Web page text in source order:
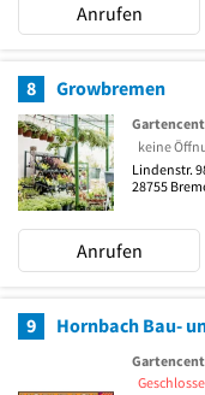
Anrufen
8 Growbremen
keine
Lindenstr.
28755
Anrufen
9 Hornbach Bau-